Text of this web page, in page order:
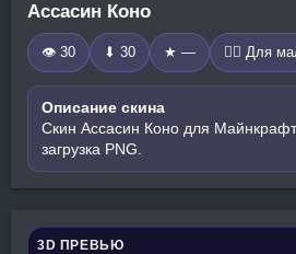
Ассасин Коно
👁 30 ⬇ 30 ★ — 🧍‍♂️ Для
Описание скина
Скин Ассасин Коно для
загрузка PNG.
3D ПРЕВЬЮ